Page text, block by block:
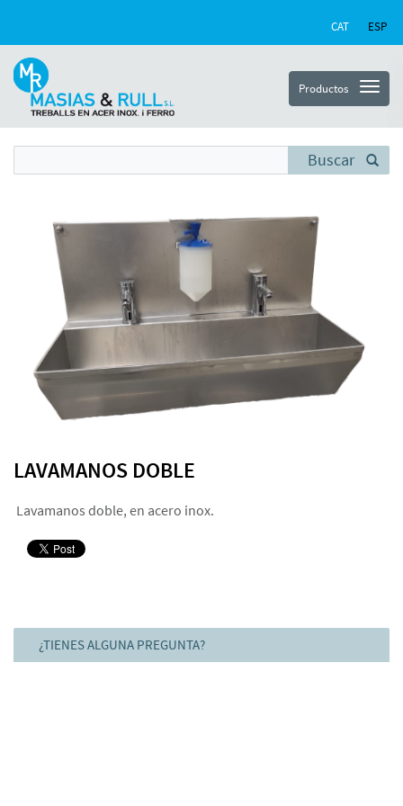
ESP
CAT
Productos
Buscar
LAVAMANOS DOBLE
Lavamanos doble, en acero inox.
¿TIENES ALGUNA PREGUNTA?